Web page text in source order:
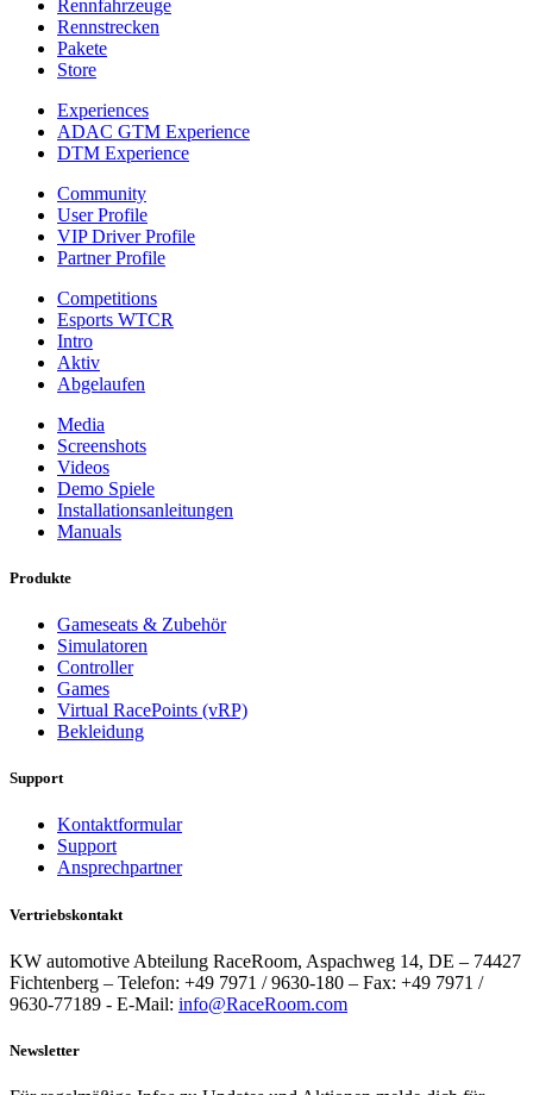
Rennfahrzeuge
Rennstrecken
Pakete
Store
Experiences
ADAC GTM Experience
DTM Experience
Community
User Profile
VIP Driver Profile
Partner Profile
Competitions
Esports WTCR
Intro
Aktiv
Abgelaufen
Media
Screenshots
Videos
Demo Spiele
Installationsanleitungen
Manuals
Produkte
Gameseats & Zubehör
Simulatoren
Controller
Games
Virtual RacePoints (vRP)
Bekleidung
Support
Kontaktformular
Support
Ansprechpartner
Vertriebskontakt
KW automotive Abteilung RaceRoom, Aspachweg 14, DE – 74427
Fichtenberg – Telefon: +49 7971 / 9630-180 – Fax: +49 7971 /
9630-77189 - E-Mail: info@RaceRoom.com
Newsletter